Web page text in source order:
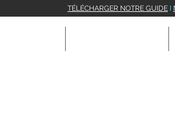
TÉLÉCHARGER NOTRE GUIDE I